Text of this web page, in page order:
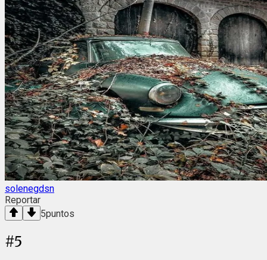
solenegdsn
Reportar
5puntos
#5